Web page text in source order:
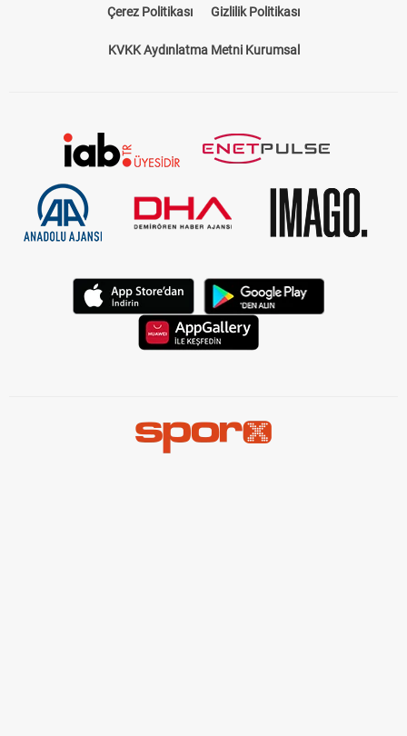
Çerez Politikası Gizlilik Politikası
KVKK Aydınlatma Metni Kurumsal